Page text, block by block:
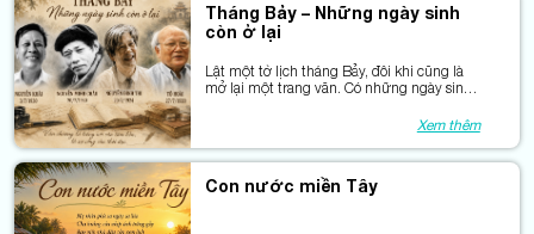
Tháng Bảy – Những ngày sinh
còn ở lại
Lật một tờ lịch tháng Bảy, đôi khi cũng là
mở lại một trang văn. Có những ngày sinh
họ vẫn ở lại trong ký ức nhiều thế hệ bạn
Xem thêm
Con nước miền Tây